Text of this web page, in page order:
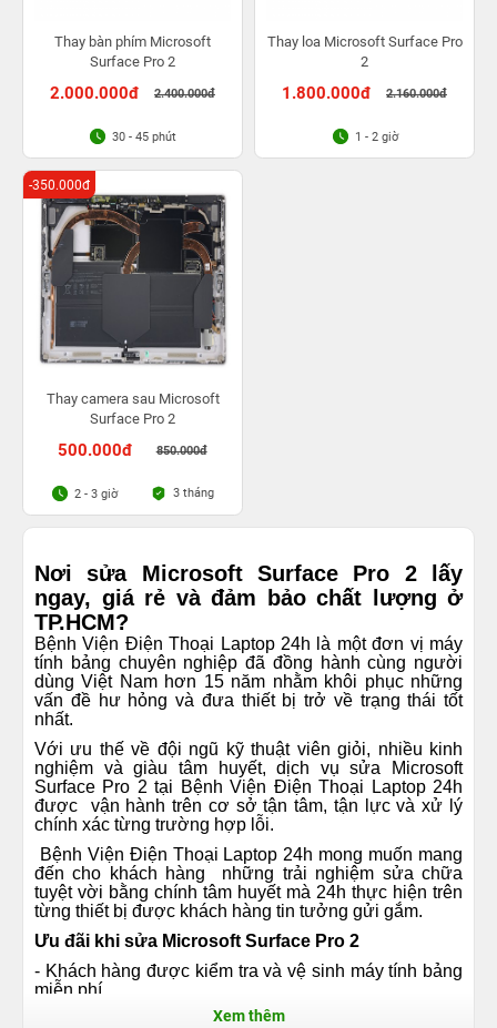
Thay bàn phím Microsoft
Surface Pro 2
2.000.000đ 2.400.000đ
30 - 45 phút
Thay loa Microsoft Surface Pro
2
1.800.000đ 2.160.000đ
1 - 2 giờ
Thay camera sau Microsoft
Surface Pro 2
500.000đ 850.000đ
-350.000đ
2 - 3 giờ 3 tháng
Nơi sửa Microsoft Surface Pro 2 lấy
ngay, giá rẻ và đảm bảo chất lượng ở
TP.HCM?
Bệnh Viện Điện Thoại Laptop 24h là một đơn vị máy
tính bảng chuyên nghiệp đã đồng hành cùng người
dùng Việt Nam hơn 15 năm nhằm khôi phục những
vấn đề hư hỏng và đưa thiết bị trở về trạng thái tốt
nhất.
Với ưu thế về đội ngũ kỹ thuật viên giỏi, nhiều kinh
nghiệm và giàu tâm huyết, dịch vụ sửa Microsoft
Surface Pro 2 tại Bệnh Viện Điện Thoại Laptop 24h
được vận hành trên cơ sở tận tâm, tận lực và xử lý
chính xác từng trường hợp lỗi.
Bệnh Viện Điện Thoại Laptop 24h mong muốn mang
đến cho khách hàng những trải nghiệm sửa chữa
tuyệt vời bằng chính tâm huyết mà 24h thực hiện trên
từng thiết bị được khách hàng tin tưởng gửi gắm.
Ưu đãi khi sửa Microsoft Surface Pro 2
- Khách hàng được kiểm tra và vệ sinh máy tính bảng
miễn phí.
- Để tiết kiệm thời gian và công sức đi lại của khách
Xem thêm